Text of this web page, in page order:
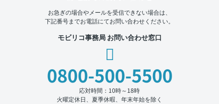
お急ぎの場合やメールを受信できない場合は、
下記番号までお電話にてお問い合わせください。
モビリコ事務局 お問い合わせ窓口
0800-500-5500
応対時間：10時～18時
火曜定休日、夏季休暇、年末年始を除く